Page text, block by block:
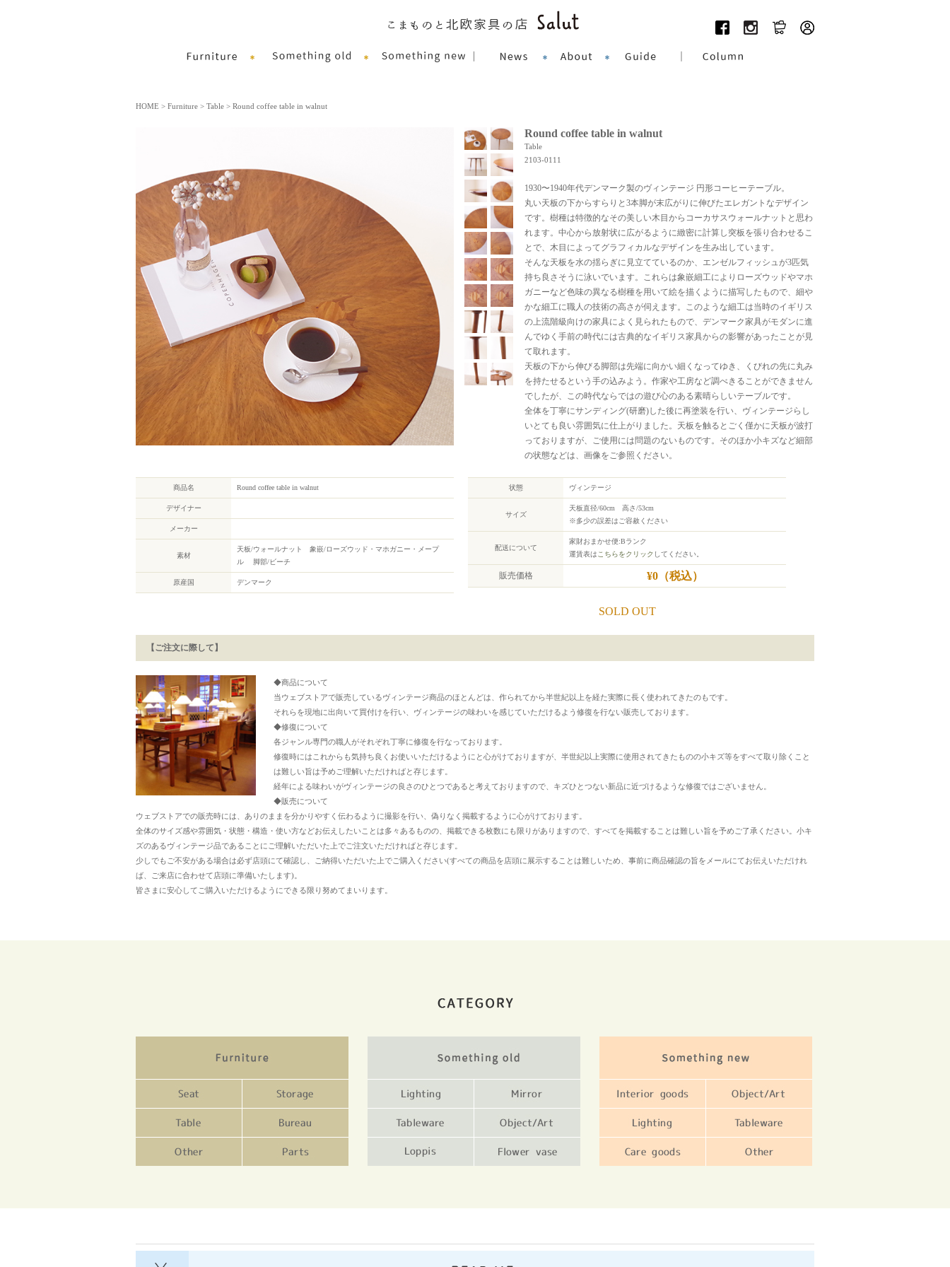
HOME > Furniture > Table > Round coffee table in walnut
Round coffee table in walnut
Table
2103-0111
1930〜1940年代デンマーク製のヴィンテージ 円形コーヒーテーブル。
丸い天板の下からすらりと3本脚が末広がりに伸びたエレガントなデザイン
です。樹種は特徴的なその美しい木目からコーカサスウォールナットと思わ
れます。中心から放射状に広がるように緻密に計算し突板を張り合わせるこ
とで、木目によってグラフィカルなデザインを生み出しています。
そんな天板を水の揺らぎに見立てているのか、エンゼルフィッシュが3匹気
持ち良さそうに泳いでいます。これらは象嵌細工によりローズウッドやマホ
ガニーなど色味の異なる樹種を用いて絵を描くように描写したもので、細や
かな細工に職人の技術の高さが伺えます。このような細工は当時のイギリス
の上流階級向けの家具によく見られたもので、デンマーク家具がモダンに進
んでゆく手前の時代には古典的なイギリス家具からの影響があったことが見
て取れます。
天板の下から伸びる脚部は先端に向かい細くなってゆき、くびれの先に丸み
を持たせるという手の込みよう。作家や工房など調べきることができません
でしたが、この時代ならではの遊び心のある素晴らしいテーブルです。
全体を丁寧にサンディング(研磨)した後に再塗装を行い、ヴィンテージらし
いとても良い雰囲気に仕上がりました。天板を触るとごく僅かに天板が波打
っておりますが、ご使用には問題のないものです。そのほか小キズなど細部
の状態などは、画像をご参照ください。
商品名 Round coffee table in walnut
デザイナー
メーカー
素材
天板/ウォールナット 象嵌/ローズウッド・マホガニー・メープ
ル 脚部/ビーチ
原産国 デンマーク
状態 ヴィンテージ
サイズ
天板直径/60cm 高さ/53cm
※多少の誤差はご容赦ください
配送について
家財おまかせ便:Bランク
運賃表は こちらをクリック してください。
販売価格 ¥0（税込）
SOLD OUT
【ご注文に際して】
◆商品について
当ウェブストアで販売しているヴィンテージ商品のほとんどは、作られてから半世紀以上を経た実際に長く使われてきたのもです。
それらを現地に出向いて買付けを行い、ヴィンテージの味わいを感じていただけるよう修復を行ない販売しております。
◆修復について
各ジャンル専門の職人がそれぞれ丁寧に修復を行なっております。
修復時にはこれからも気持ち良くお使いいただけるようにと心がけておりますが、半世紀以上実際に使用されてきたものの小キズ等をすべて取り除くこと
は難しい旨は予めご理解いただければと存じます。
経年による味わいがヴィンテージの良さのひとつであると考えておりますので、キズひとつない新品に近づけるような修復ではございません。
◆販売について
ウェブストアでの販売時には、ありのままを分かりやすく伝わるように撮影を行い、偽りなく掲載するように心がけております。
全体のサイズ感や雰囲気・状態・構造・使い方などお伝えしたいことは多々あるものの、掲載できる枚数にも限りがありますので、すべてを掲載することは難しい旨を予めご了承ください。小キ
ズのあるヴィンテージ品であることにご理解いただいた上でご注文いただければと存じます。
少しでもご不安がある場合は必ず店頭にて確認し、ご納得いただいた上でご購入ください(すべての商品を店頭に展示することは難しいため、事前に商品確認の旨をメールにてお伝えいただけれ
ば、ご来店に合わせて店頭に準備いたします)。
皆さまに安心してご購入いただけるようにできる限り努めてまいります。